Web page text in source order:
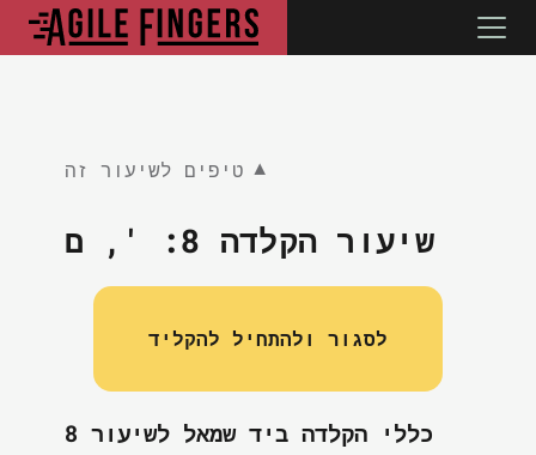
טיפים לשיעור זה ▼
שיעור הקלדה 8: ', ם
לסגור ולהתחיל להקליד
כללי הקלדה ביד שמאל לשיעור 8